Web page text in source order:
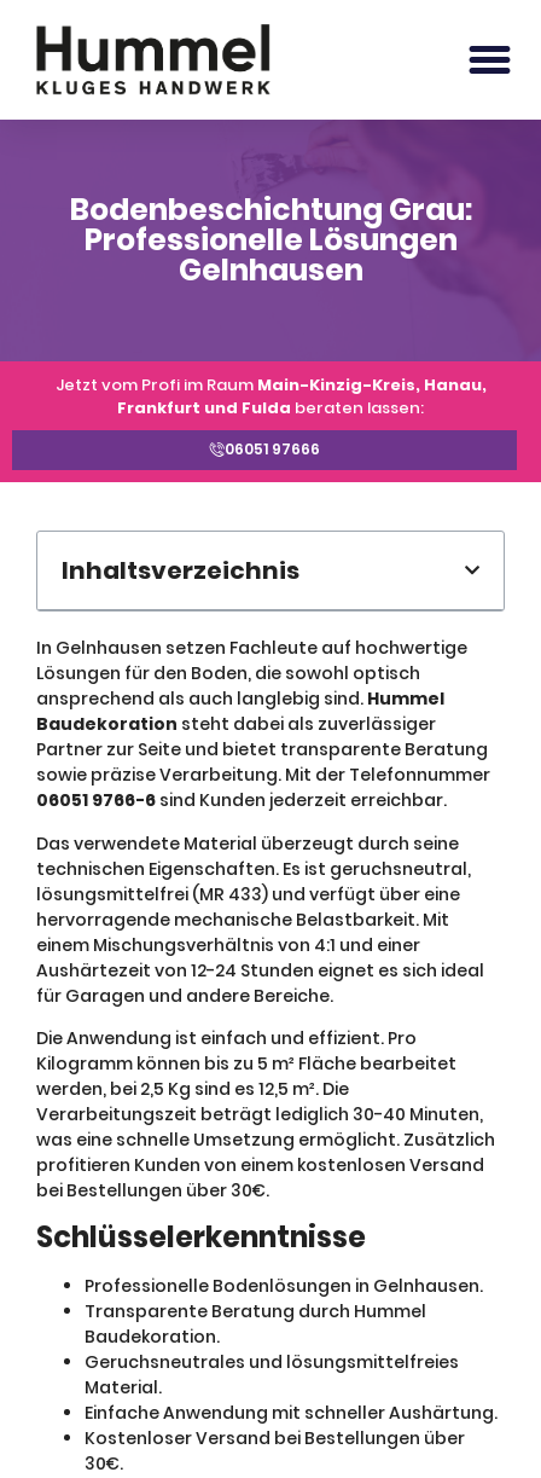
Bodenbeschichtung Grau:
Professionelle Lösungen
Gelnhausen
Jetzt vom Profi im Raum Main-Kinzig-Kreis, Hanau,
Frankfurt und Fulda beraten lassen:
06051 97666
Inhaltsverzeichnis
In Gelnhausen setzen Fachleute auf hochwertige
Lösungen für den Boden, die sowohl optisch
ansprechend als auch langlebig sind. Hummel
Baudekoration steht dabei als zuverlässiger
Partner zur Seite und bietet transparente Beratung
sowie präzise Verarbeitung. Mit der Telefonnummer
06051 9766-6 sind Kunden jederzeit erreichbar.
Das verwendete Material überzeugt durch seine
technischen Eigenschaften. Es ist geruchsneutral,
lösungsmittelfrei (MR 433) und verfügt über eine
hervorragende mechanische Belastbarkeit. Mit
einem Mischungsverhältnis von 4:1 und einer
Aushärtezeit von 12-24 Stunden eignet es sich ideal
für Garagen und andere Bereiche.
Die Anwendung ist einfach und effizient. Pro
Kilogramm können bis zu 5 m² Fläche bearbeitet
werden, bei 2,5 Kg sind es 12,5 m². Die
Verarbeitungszeit beträgt lediglich 30-40 Minuten,
was eine schnelle Umsetzung ermöglicht. Zusätzlich
profitieren Kunden von einem kostenlosen Versand
bei Bestellungen über 30€.
Schlüsselerkenntnisse
Professionelle Bodenlösungen in Gelnhausen.
Transparente Beratung durch Hummel
Baudekoration.
Geruchsneutrales und lösungsmittelfreies
Material.
Einfache Anwendung mit schneller Aushärtung.
Kostenloser Versand bei Bestellungen über
30€.